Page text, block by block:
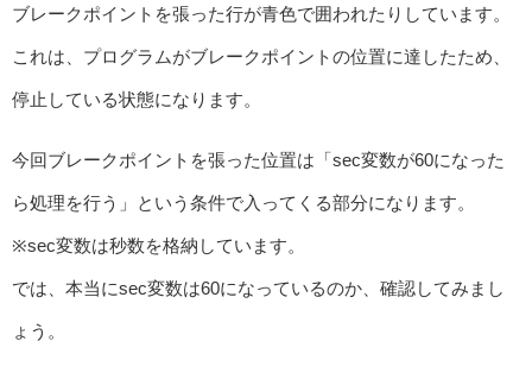
ブレークポイントを張った行が青色で囲われたりしています。
これは、プログラムがブレークポイントの位置に達したため、
停止している状態になります。
今回ブレークポイントを張った位置は「sec変数が60になった
ら処理を行う」という条件で入ってくる部分になります。
※sec変数は秒数を格納しています。
では、本当にsec変数は60になっているのか、確認してみまし
ょう。